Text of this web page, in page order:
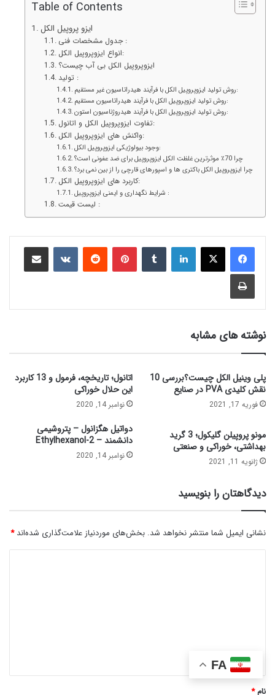
Table of Contents
ایزو پروپیل الکل
جدول مشخصات فنی :
انواع ایزوپروپیل الکل:
ایزوپروپیل الکل بی آب چیست؟
تولید :
روش تولید ایزوپروپیل الکل با فرآیند هیدراتاسیون غیر مستقیم:
روش تولید ایزوپروپیل الکل با فرآیند هیدراتاسیون مستقیم:
روش تولید ایزوپروپیل الکل با فرآیند هیدروژناسیون استون:
تفاوت ایزوپروپیل الکل و اتانول:
واکنش های ایزوپروپیل الکل:
وجود بیولوژیکی ایزوپروپیل الکل:
چرا 70٪ موثرترین غلظت الکل ایزوپروپیل برای ضد عفونی است؟
چرا ایزوپروپیل الکل باکتری ها و اسپورهای قارچی را از بین نمی برد؟
کاربرد های ایزوپروپیل الکل:
شرایط نگهداری و ایمنی ایزوپروپیل :
لیست قیمت :
نوشته های مشابه
پلی وینیل الکل چیست؟بررسی 10
نقش کلیدی PVA در صنایع
فوریه 17, 2021
اتانول؛ تاریخچه، فرمول و 13 کاربرد
این حلال خوراکی
نوامبر 14, 2020
مونو پروپیلن گلیکول؛ 3 گرید
بهداشتی، خوراکی و صنعتی
ژانویه 11, 2021
دواتیل هگزانول – پتروشیمی
دانشمند – 2-Ethylhexanol
نوامبر 14, 2020
دیدگاهتان را بنویسید
نشانی ایمیل شما منتشر نخواهد شد. بخش‌های موردنیاز علامت‌گذاری شده‌اند*
نام*
FA